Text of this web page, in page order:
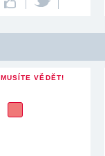
MUSÍTE VĚDĚT!